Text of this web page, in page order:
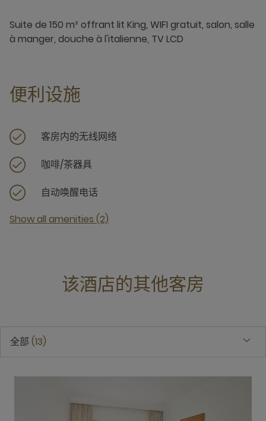
Suite de 150 m² offrant lit King, WIFI gratuit, salon, salle
à manger, douche à l'italienne, TV LCD
便利设施
客房内的无线网络
咖啡/茶器具
自动唤醒电话
Show all amenities (2)
该酒店的其他客房
全部 13